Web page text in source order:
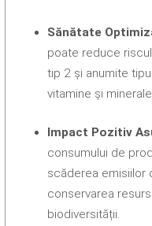
Sănătate
poate reduce
tip 2 și anumite
vitamine și
Impact Pozitiv
consumului de
scăderea emisiilor
conservarea
biodiversității.